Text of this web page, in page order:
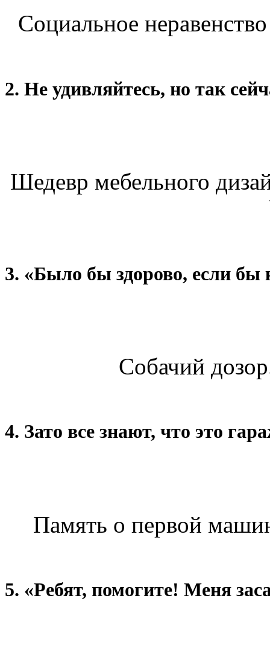
Социальное
2. Не удивляйтесь, но так
Шедевр мебельного
3. «Было бы здорово, если
Собачий
4. Зато все знают, что это
Память о первой
5. «Ребят, помогите! Меня